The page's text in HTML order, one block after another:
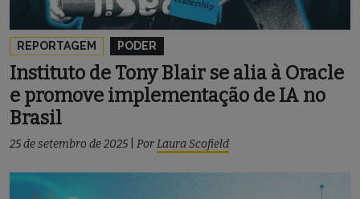
REPORTAGEM PODER
Instituto de Tony Blair se alia à Oracle
e promove implementação de IA no
Brasil
25 de setembro de 2025 PorLaura Scofield